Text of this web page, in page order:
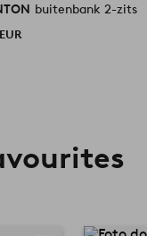
buitenbank 2-zits